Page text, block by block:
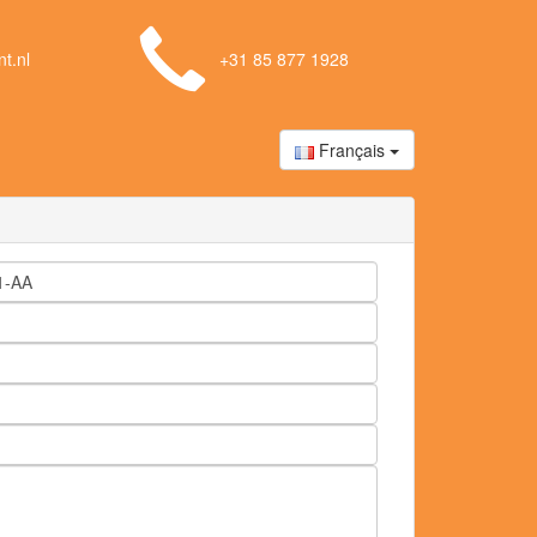
+31 85 877 1928
Français